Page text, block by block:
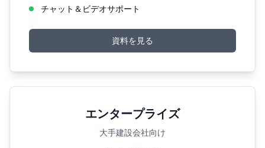
チャット＆ビデオサポート
資料を見る
エンタープライズ
大手建設会社向け